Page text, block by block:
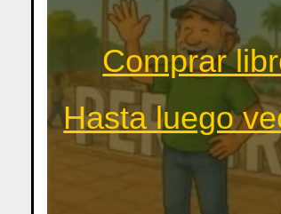
Comprar
Hasta luego